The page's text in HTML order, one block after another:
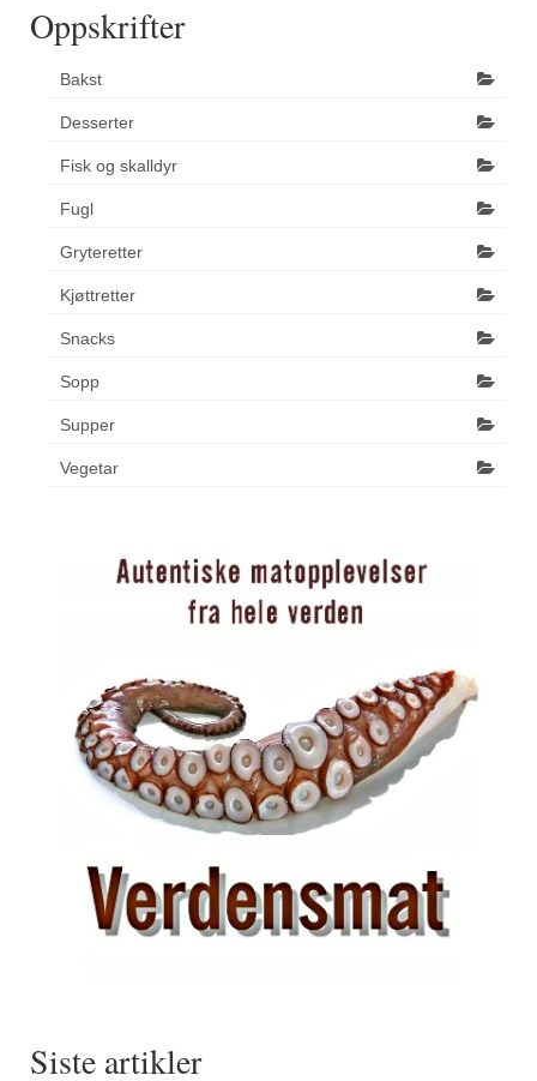
Oppskrifter
Bakst
Desserter
Fisk og skalldyr
Fugl
Gryteretter
Kjøttretter
Snacks
Sopp
Supper
Vegetar
Siste artikler